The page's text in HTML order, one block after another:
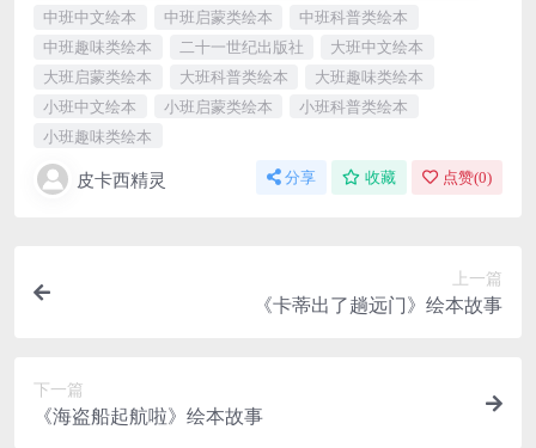
中班中文绘本
中班启蒙类绘本
中班科普类绘本
中班趣味类绘本
二十一世纪出版社
大班中文绘本
大班启蒙类绘本
大班科普类绘本
大班趣味类绘本
小班中文绘本
小班启蒙类绘本
小班科普类绘本
小班趣味类绘本
皮卡西精灵 分享 收藏 点赞(0)
上一篇
《卡蒂出了趟‍远门‍》绘本故事
下一篇
《海盗船起航啦》绘本故事